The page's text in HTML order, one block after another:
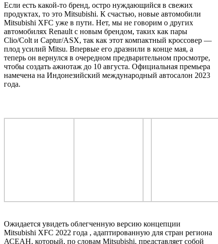
Если есть какой-то бренд, остро нуждающийся в свежих
продуктах, то это Mitsubishi. К счастью, новые автомобили
Mitsubishi XFC уже в пути. Нет, мы не говорим о других
автомобилях Renault с новым брендом, таких как пары
Clio/Colt и Captur/ASX, так как этот компактный кроссовер —
плод усилий Mitsu. Впервые его дразнили в конце мая, а
теперь он вернулся в очередном предварительном просмотре,
чтобы создать ажиотаж до 10 августа. Официальная премьера
намечена на Индонезийский международный автосалон 2023
года.
Ожидается увидеть облегченную версию концепции
Mitsubishi XFC 2022 года , адаптированную для стран региона
АСЕАН, который, по словам Mitsubishi, представляет собой